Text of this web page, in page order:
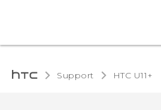
Support HTC U11+‎